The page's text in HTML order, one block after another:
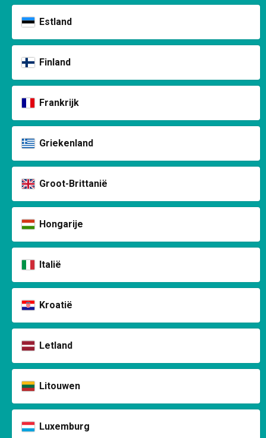
Estland
Finland
Frankrijk
Griekenland
Groot-Brittanië
Hongarije
Italië
Kroatië
Letland
Litouwen
Luxemburg